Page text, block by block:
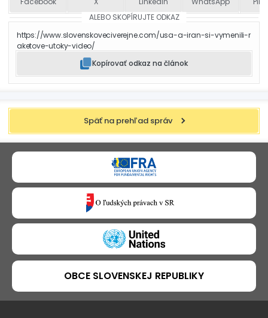
ALEBO SKOPÍRUJTE ODKAZ
https://www.slovenskoveciverejne.com/usa-a-iran-si-vymenili-r
aketove-utoky-video/
Kopírovať odkaz na článok
Späť na prehľad správ
OBCE SLOVENSKEJ REPUBLIKY